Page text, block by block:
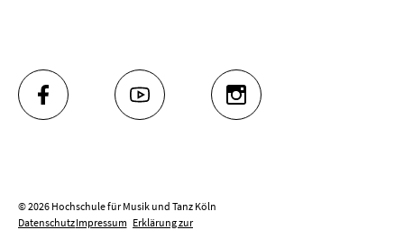
FACEBOOK YOUTUBE INSTAGRAM
© 2026 Hochschule für Musik und Tanz Köln
DatenschutzImpressum Erklärung zur